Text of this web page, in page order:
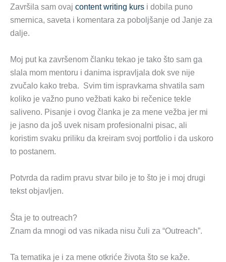
Završila sam ovaj content writing kurs i dobila puno
smernica, saveta i komentara za poboljšanje od Janje za
dalje.
Moj put ka završenom članku tekao je tako što sam ga
slala mom mentoru i danima ispravljala dok sve nije
zvučalo kako treba. Svim tim ispravkama shvatila sam
koliko je važno puno vežbati kako bi rečenice tekle
saliveno. Pisanje i ovog članka je za mene vežba jer mi
je jasno da još uvek nisam profesionalni pisac, ali
koristim svaku priliku da kreiram svoj portfolio i da uskoro
to postanem.
Potvrda da radim pravu stvar bilo je to što je i moj drugi
tekst objavljen.
Šta je to outreach?
Znam da mnogi od vas nikada nisu čuli za “Outreach”.
Ta tematika je i za mene otkriće života što se kaže.